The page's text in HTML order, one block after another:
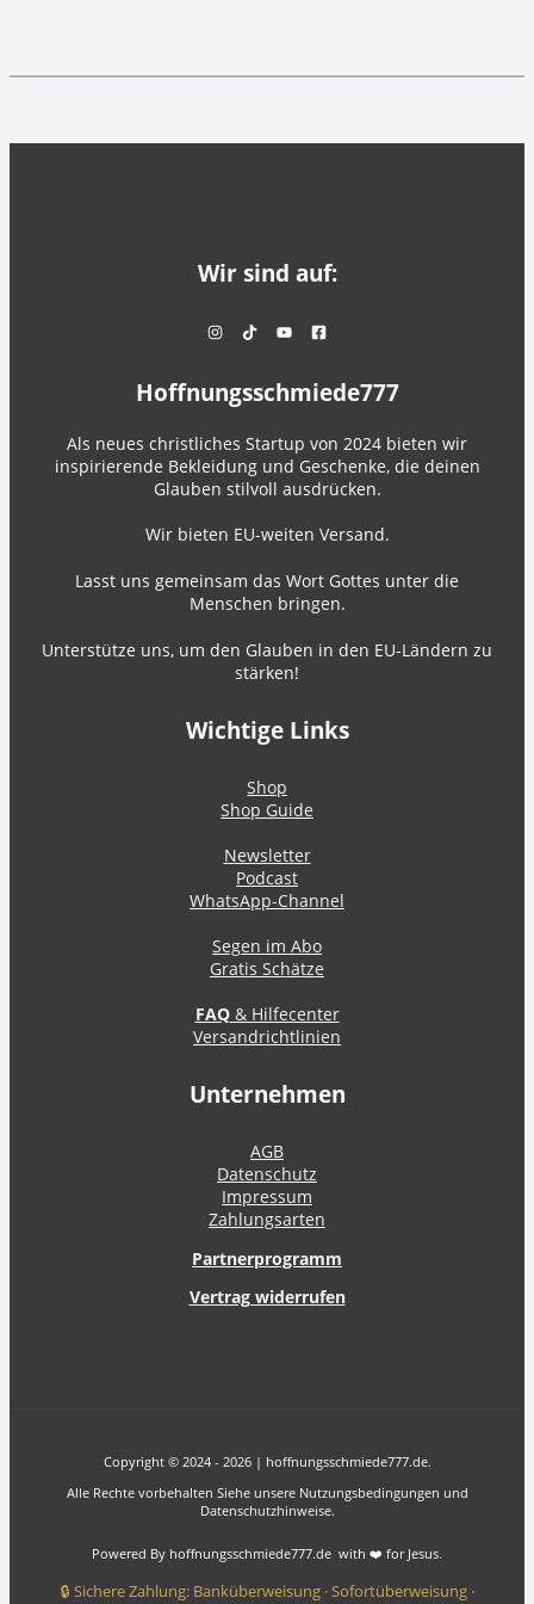
Wir sind auf:
Hoffnungsschmiede777
Als neues christliches Startup von 2024 bieten wir
inspirierende Bekleidung und Geschenke, die deinen
Glauben stilvoll ausdrücken.
Wir bieten EU-weiten Versand.
Lasst uns gemeinsam das Wort Gottes unter die
Menschen bringen.
Unterstütze uns, um den Glauben in den EU-Ländern zu
stärken!
Wichtige Links
Shop
Shop Guide
Newsletter
Podcast
WhatsApp-Channel
Segen im Abo
Gratis Schätze
FAQ& Hilfecenter
Versandrichtlinien
Unternehmen
AGB
Datenschutz
Impressum
Zahlungsarten
Partnerprogramm
Vertrag widerrufen
Copyright © 2024 - 2026 | hoffnungsschmiede777.de.
Alle Rechte vorbehalten Siehe unsere Nutzungsbedingungen und
Datenschutzhinweise.
Powered By hoffnungsschmiede777.de with ❤️ for Jesus.
🔒 Sichere Zahlung: Banküberweisung · Sofortüberweisung ·